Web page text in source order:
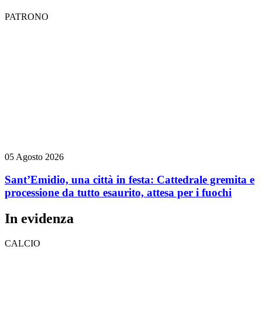
PATRONO
05 Agosto 2026
Sant’Emidio, una città in festa: Cattedrale gremita e
processione da tutto esaurito, attesa per i fuochi
In evidenza
CALCIO